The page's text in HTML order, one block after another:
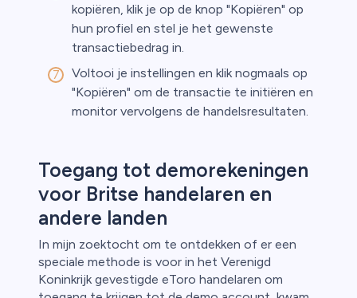
kopiëren, klik je op de knop "Kopiëren" op
hun profiel en stel je het gewenste
transactiebedrag in.
Voltooi je instellingen en klik nogmaals op
"Kopiëren" om de transactie te initiëren en
monitor vervolgens de handelsresultaten.
Toegang tot demorekeningen
voor Britse handelaren en
andere landen
In mijn zoektocht om te ontdekken of er een
speciale methode is voor in het Verenigd
Koninkrijk gevestigde eToro handelaren om